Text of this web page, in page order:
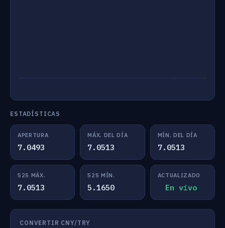
ESTADÍSTICAS
APERTURA
7.0493
MÁX. DEL DÍA
7.0513
MÍN. DEL DÍA
7.0513
52S MÁX.
7.0513
52S MÍN.
5.1650
ACTUALIZADO
En vivo
CONVERTIR CNY/TRY